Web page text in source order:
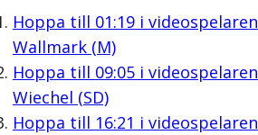
Hoppa till 01:19i videospelaren
Wallmark (M)
Hoppa till 09:05i videospelaren
Wiechel (SD)
Hoppa till 16:21 i videospelaren